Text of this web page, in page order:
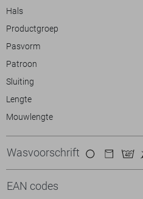
Hals
Productgroep
Pasvorm
Patroon
Sluiting
Lengte
Mouwlengte
Wasvoorschrift
EAN codes